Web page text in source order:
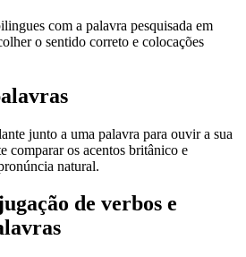
com a palavra pesquisada em
o sentido correto e colocações
junto a uma palavra para ouvir a sua
comparar os acentos britânico e
natural.
de verbos e